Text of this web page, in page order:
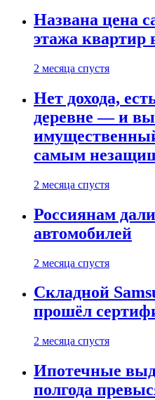
Названа цена
этажа квартир
2 месяца спустя
Нет дохода,
деревне — и
самым
2 месяца спустя
Россиянам
автомобилей
2 месяца спустя
Складной
прошёл
2 месяца спустя
Ипотечные
полгода